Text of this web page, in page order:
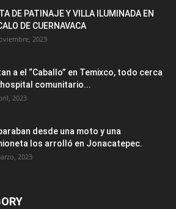
DE PATINAJE Y VILLA ILUMINADA EN
DE CUERNAVACA
2023
a el “Caballo” en Temixco, todo cerca
comunitario...
2023
desde una moto y una
los arrolló en Jonacatepec.
2023